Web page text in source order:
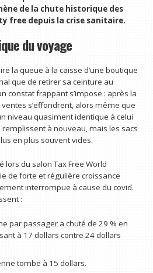
de la chute historique des
free depuis la crise sanitaire.
du voyage
la queue à la caisse d’une boutique
que de retirer sa ceinture au
constat frappant s’impose : après la
s’effondrent, alors même que
niveau quasiment identique à celui
à nouveau, mais les sacs
en plus souvent vides.
lors du salon Tax Free World
de forte et régulière croissance
interrompue à cause du covid.
:
par passager a chuté de 29 % en
à 17 dollars contre 24 dollars
tombe à 15 dollars.